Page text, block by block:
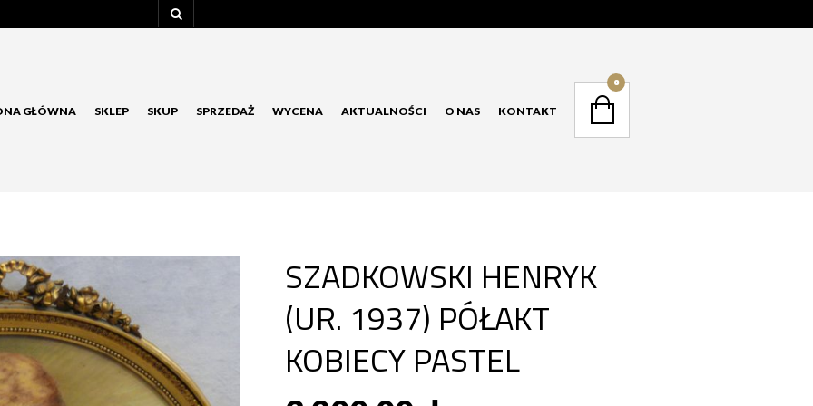
GŁÓWNA SKLEP SKUP SPRZEDAŻ WYCENA AKTUALNOŚCI O NAS KONTAKT
0
SZADKOWSKI HENRYK
(UR. 1937) PÓŁAKT
KOBIECY PASTEL